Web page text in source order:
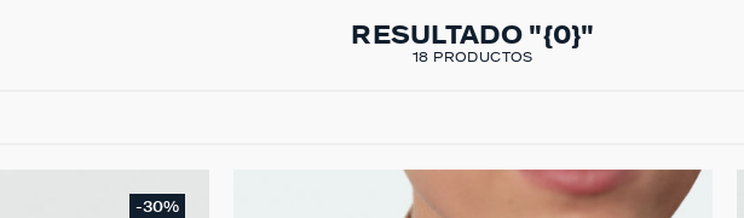
RESULTADO "{0}"
18 PRODUCTOS
-30%